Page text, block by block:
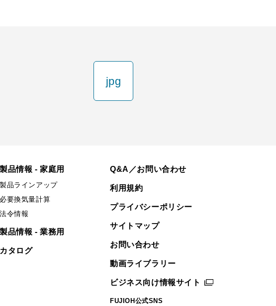
jpg
製品情報 - 家庭用
製品ラインアップ
必要換気量計算
法令情報
製品情報 - 業務用
カタログ
Q&A／お問い合わせ
利用規約
プライバシーポリシー
サイトマップ
お問い合わせ
動画ライブラリー
ビジネス向け情報サイト
FUJIOH公式SNS